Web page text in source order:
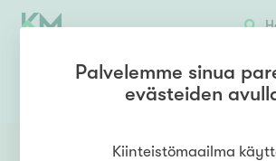
0400304613 OTA
Palvelemme sinua
evästeiden
Kiinteistömaailma